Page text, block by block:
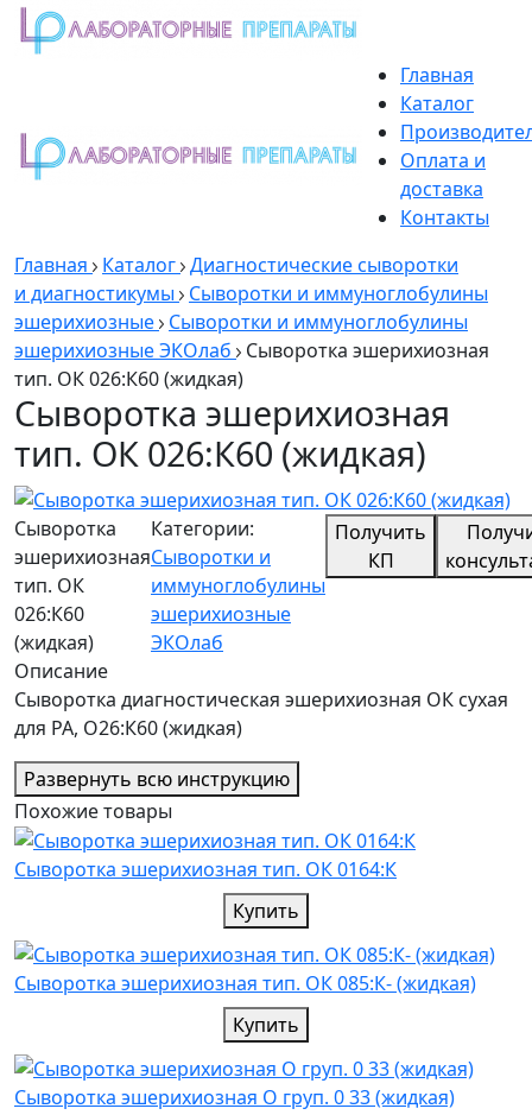
Главная
Каталог
Оплата и
доставка
Контакты
Главная
Каталог Диагностические сыворотки
и диагностикумы
Сыворотки и иммуноглобулины
эшерихиозные Сыворотки и иммуноглобулины
эшерихиозные ЭКОлаб
Cыворотка эшерихиозная
тип. ОК 026:К60 (жидкая)
Cыворотка эшерихиозная
тип. ОК 026:К60 (жидкая)
Cыворотка
эшерихиозная
тип. ОК
026:К60
(жидкая)
Категории:
Сыворотки и
иммуноглобулины
эшерихиозные
ЭКОлаб
Получить
КП
Описание
Сыворотка диагностическая эшерихиозная ОК сухая
для РА, О26:К60 (жидкая)
Развернуть всю инструкцию
Похожие товары
Cыворотка эшерихиозная тип. ОК 0164:К
Купить
Cыворотка эшерихиозная тип. ОК 085:К- (жидкая)
Купить
Cыворотка эшерихиозная О груп. 0 33 (жидкая)